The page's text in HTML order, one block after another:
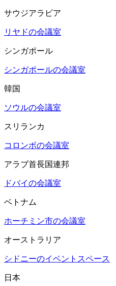
サウジアラビア
リヤドの会議室
シンガポール
シンガポールの会議室
韓国
ソウルの会議室
スリランカ
コロンボの会議室
アラブ首長国連邦
ドバイの会議室
ベトナム
ホーチミン市の会議室
オーストラリア
シドニーのイベントスペース
日本